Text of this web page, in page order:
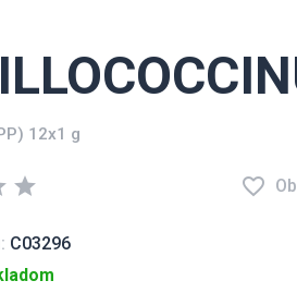
12x1 g
star favorite_border
C03296